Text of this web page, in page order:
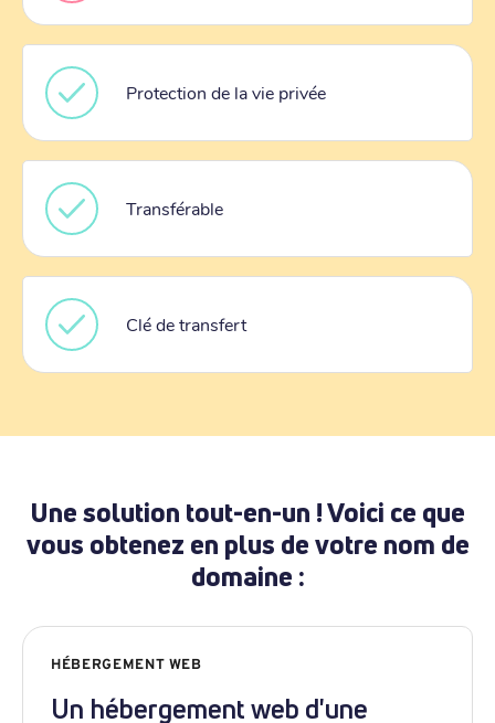
Protection de la vie privée
Transférable
Clé de transfert
Une solution tout-en-un ! Voici ce que
vous obtenez en plus de votre nom de
domaine :
HÉBERGEMENT WEB
Un hébergement web d'une